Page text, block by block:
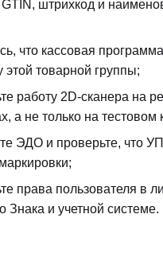
GTIN, штрихкод и
что кассовая
этой товарной группы;
работу 2D-сканера на
а не только на тестовом
ЭДО и проверьте, что
права пользователя в
Знака и учетной системе.